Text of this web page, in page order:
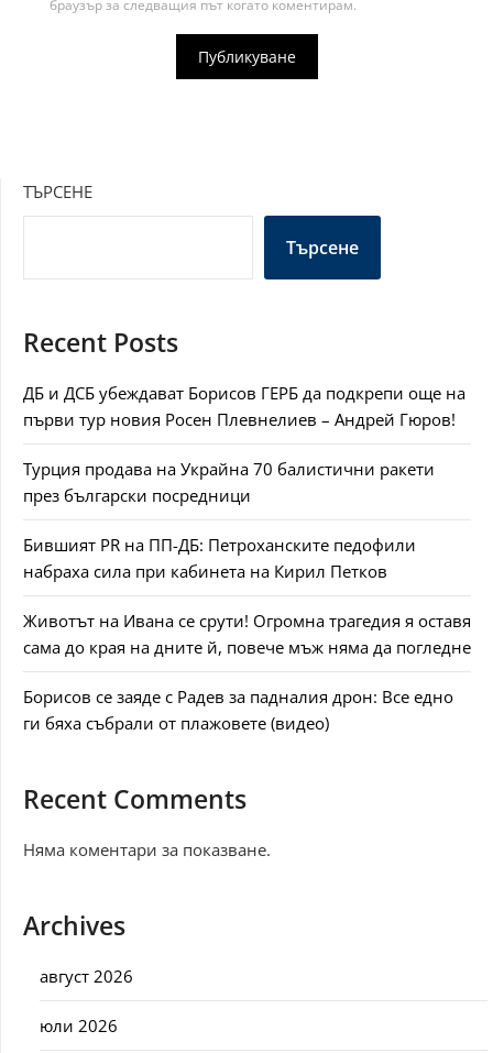
браузър за следващия път когато коментирам.
ТЪРСЕНЕ
Търсене
Recent Posts
ДБ и ДСБ убеждават Борисов ГЕРБ да подкрепи още на
първи тур новия Росен Плевнелиев – Андрей Гюров!
Турция продава на Украйна 70 балистични ракети
през български посредници
Бившият PR на ПП-ДБ: Петроханските педофили
набраха сила при кабинета на Кирил Петков
Животът на Ивана се срути! Огромна трагедия я оставя
сама до края на дните й, повече мъж няма да погледне
Борисов се заяде с Радев за падналия дрон: Все едно
ги бяха събрали от плажовете (видео)
Recent Comments
Няма коментари за показване.
Archives
август 2026
юли 2026